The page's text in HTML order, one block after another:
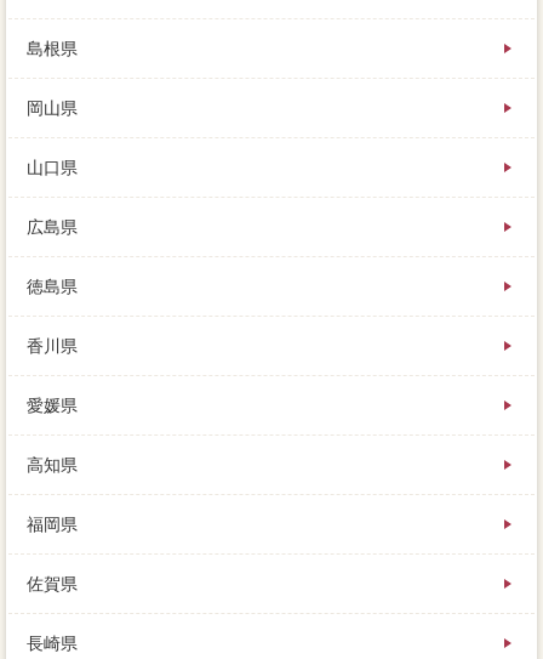
島根県
岡山県
山口県
広島県
徳島県
香川県
愛媛県
高知県
福岡県
佐賀県
長崎県